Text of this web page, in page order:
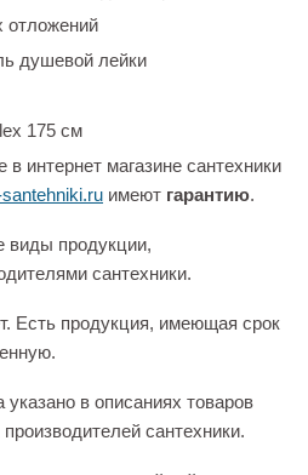
отложений
душевой лейки
175 см
интернет магазине сантехники
имеют гарантию.
виды продукции,
сантехники.
Есть продукция, имеющая срок
указано в описаниях товаров
сантехники.